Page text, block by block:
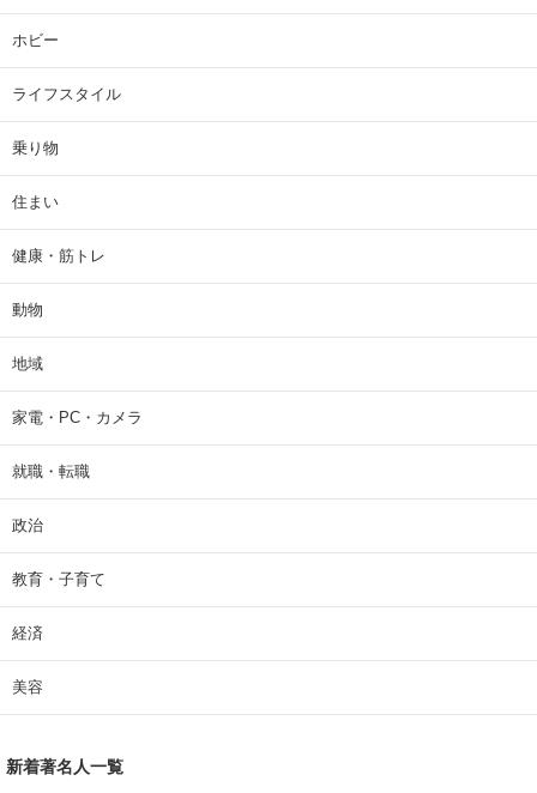
ホビー
ライフスタイル
乗り物
住まい
健康・筋トレ
動物
地域
家電・PC・カメラ
就職・転職
政治
教育・子育て
経済
美容
新着著名人一覧